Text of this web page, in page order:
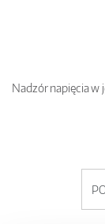
Nadzór napięcia w